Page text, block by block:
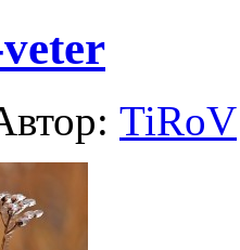
TiRoV